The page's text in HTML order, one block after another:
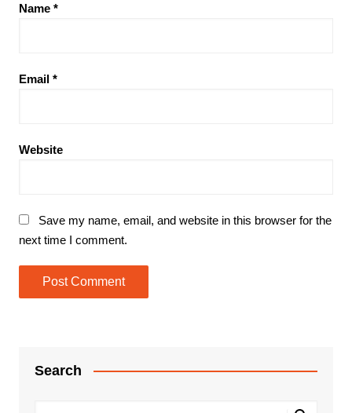
Name *
Email *
Website
Save my name, email, and website in this browser for the
next time I comment.
Search